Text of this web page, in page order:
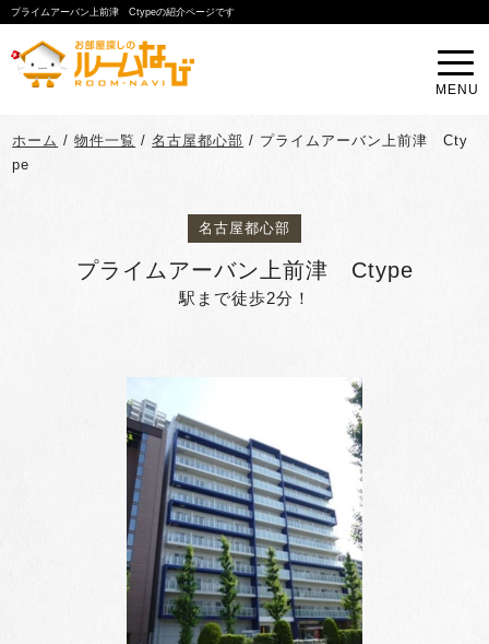
プライムアーバン上前津 Ctypeの紹介ページです
MENU
ホーム /物件一覧 /名古屋都心部 / プライムアーバン上前津 Cty
pe
名古屋都心部
プライムアーバン上前津 Ctype
駅まで徒歩2分！